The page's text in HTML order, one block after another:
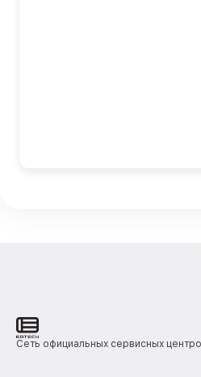
Сеть официальных сервисных